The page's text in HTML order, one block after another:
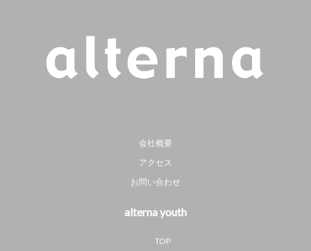
会社概要
アクセス
お問い合わせ
alterna youth
TOP